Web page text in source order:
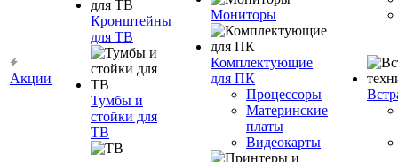
Акции
Кронштейны
для ТВ
Тумбы и
стойки для
ТВ
Мониторы
Комплектующие
для ПК
Процессоры
Материнские
платы
Видеокарты